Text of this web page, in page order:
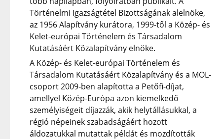
Történelmi Igazságtétel Bizottságának alelnöke,
az 1956 Alapítvány kurátora, 1999-től a Közép- és
Kelet-európai Történelem és Társadalom
Kutatásáért Közalapítvány elnöke.
A Közép- és Kelet-európai Történelem és
Társadalom Kutatásáért Közalapítvány és a MOL-
csoport 2009-ben alapította a Petőfi-díjat,
amellyel Közép-Európa azon kiemelkedő
személyiségeit díjazzák, akik helytállásukkal, a
régió népeinek szabadságáért hozott
áldozatukkal mutattak példát és mozdították